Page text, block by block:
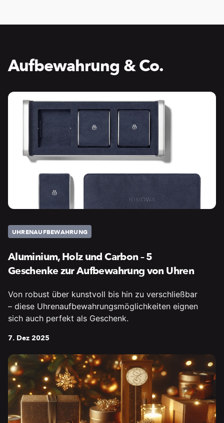
Aufbewahrung & Co.
UHRENAUFBEWAHRUNG
Aluminium, Holz und Carbon – 5
Geschenke zur Aufbewahrung von Uhren
Von robust über kunstvoll bis hin zu verschließbar
– diese Uhrenaufbewahrungsmöglichkeiten eignen
sich auch perfekt als Geschenk.
7. Dez 2025